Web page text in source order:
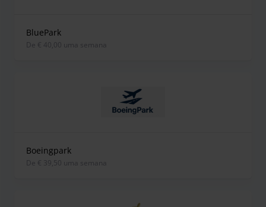
BluePark
de € 40,00 uma semana
Boeingpark
de € 39,50 uma semana